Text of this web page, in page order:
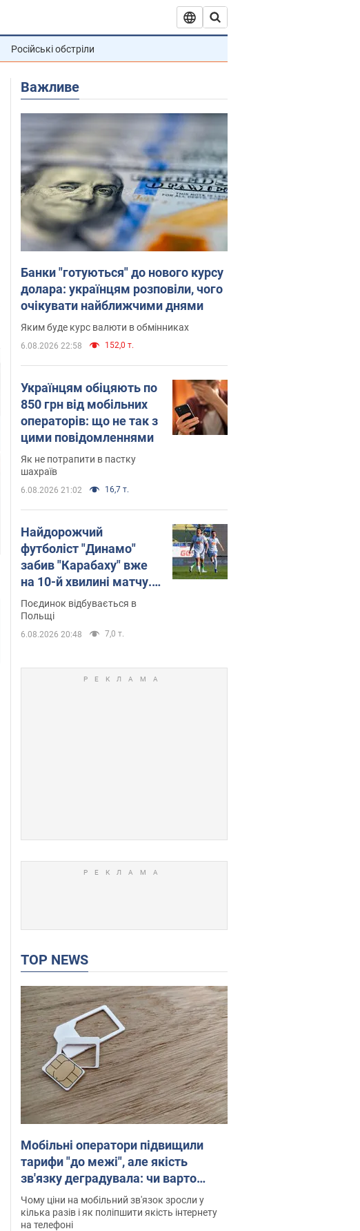
Російські обстріли
Важливе
Банки "готуються" до нового курсу
долара: українцям розповіли, чого
очікувати найближчими днями
Яким буде курс валюти в обмінниках
6.08.2026 22:58 152,0 т.
Українцям обіцяють по
850 грн від мобільних
операторів: що не так з
цими повідомленнями
Як не потрапити в пастку
шахраїв
6.08.2026 21:02 16,7 т.
Найдорожчий
футболіст "Динамо"
забив "Карабаху" вже
на 10-й хвилині матчу.
Відео
Поєдинок відбувається в
Польщі
6.08.2026 20:48 7,0 т.
TOP NEWS
Мобільні оператори підвищили
тарифи "до межі", але якість
зв'язку деградувала: чи варто
скаржитись на ціни
Чому ціни на мобільний зв'язок зросли у
кілька разів і як поліпшити якість інтернету
на телефоні